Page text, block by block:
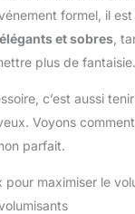
formel, il
élégants et sobres ,
plus de fantaisie.
c’est aussi
Voyons
parfait.
pour maximiser le